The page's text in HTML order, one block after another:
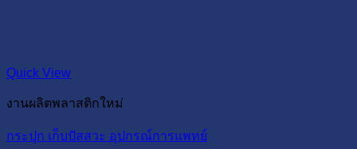
Quick View
งานผลิตพลาสติกใหม่
กระปุก เก็บปัสสวะ อุปกรณ์การแพทย์